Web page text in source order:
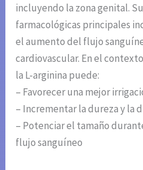
incluyendo la zona genital.
farmacológicas principales
el aumento del flujo
cardiovascular. En el
la L-arginina puede:
– Favorecer una mejor
– Incrementar la dureza y la
– Potenciar el tamaño
flujo sanguíneo